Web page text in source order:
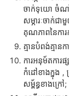
ចាក់ទុយោ ចំណ
សម្ភារៈចាក់ជ
គុណភាពនៃការ
គ្មានបំពង់គ្មាន
ការអនុម័តការ
កំដៅខាងក្នុង
សម្ព័ន្ធខាងក្រៅ;